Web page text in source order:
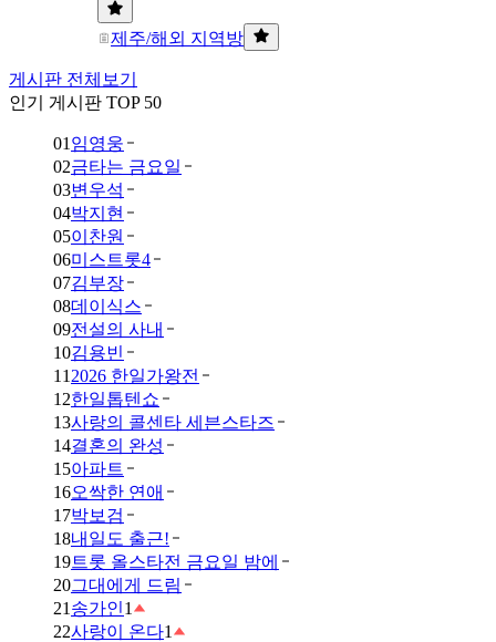
제주/해외 지역방
게시판 전체보기
인기 게시판 TOP 50
01 임영웅
02금타는 금요일
03변우석
04박지현
05이찬원
06미스트롯4
07김부장
08데이식스
09전설의 사내
10김용빈
11 2026 한일가왕전
12한일톱텐쇼
13사랑의 콜센타 세븐스타즈
14결혼의 완성
15아파트
16오싹한 연애
17박보검
18내일도 출근!
19트롯 올스타전 금요일 밤에
20그대에게 드림
21 송가인1
22사랑이 온다1